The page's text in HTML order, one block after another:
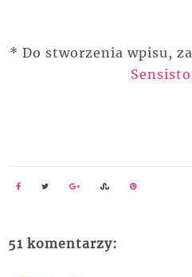
* Do stworzenia wpisu,
51 komentarzy: